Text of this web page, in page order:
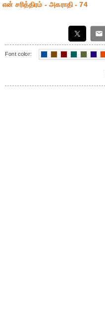
என் சரித்திரம் - அகராதி - 74
Font color: